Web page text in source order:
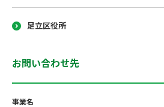
足立区役所
お問い合わせ先
事業名